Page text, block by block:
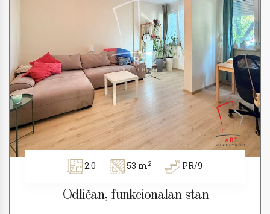
2.0 53 m2 PR/9
Odličan, funkcionalan stan